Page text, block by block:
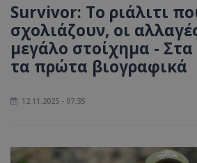
Survivor: Το ριάλιτι
σχολιάζουν, οι
μεγάλο στοίχημα - Στα
τα πρώτα βιογραφικά
12.11.2025 - 07:35